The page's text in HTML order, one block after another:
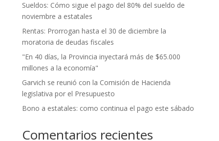
Sueldos: Cómo sigue el pago del 80% del sueldo de
noviembre a estatales
Rentas: Prorrogan hasta el 30 de diciembre la
moratoria de deudas fiscales
"En 40 días, la Provincia inyectará más de $65.000
millones a la economía"
Garvich se reunió con la Comisión de Hacienda
legislativa por el Presupuesto
Bono a estatales: como continua el pago este sábado
Comentarios recientes